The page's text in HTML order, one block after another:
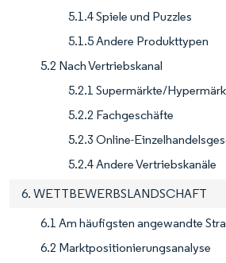
5.1.4 Spiele und Puzzles
5.1.5 Andere Produkttypen
5.2 Nach Vertriebskanal
5.2.1 Supermärkte/
5.2.2 Fachgeschäfte
5.2.3 Online-
5.2.4 Andere Vertriebskanäle
6. WETTBEWERBSLANDSCHAFT
6.1 Am häufigsten angewandte
6.2 Marktpositionierungsanalyse